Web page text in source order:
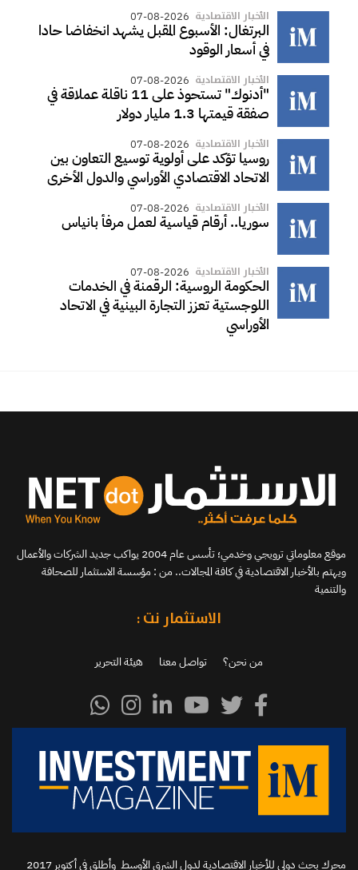
الأخبار الاقتصادية 07-08-2026
البرتغال: الأسبوع المقبل يشهد انخفاضا حادا
في أسعار الوقود
الأخبار الاقتصادية 07-08-2026
"أدنوك" تستحوذ على 11 ناقلة عملاقة في
صفقة قيمتها 1.3 مليار دولار
الأخبار الاقتصادية 07-08-2026
روسيا تؤكد على أولوية توسيع التعاون بين
الاتحاد الاقتصادي الأوراسي والدول الأخرى
الأخبار الاقتصادية 07-08-2026
سوريا.. أرقام قياسية لعمل مرفأ بانياس
الأخبار الاقتصادية 07-08-2026
الحكومة الروسية: الرقمنة في الخدمات
اللوجستية تعزز التجارة البينية في الاتحاد
الأوراسي
موقع معلوماتي ترويجي وخدمي؛ تأسس عام 2004 يواكب جديد الشركات والأعمال
ويهتم بالأخبار الاقتصادية في كافة المجالات.. من : مؤسسة الاستثمار للصحافة
والتنمية
الاستثمار نت :
من نحن؟ تواصل معنا هيئة التحرير
محرك بحث دولي للأخبار الاقتصادية لدول الشرق الأوسط وأطلق في أكتوبر 2017‬